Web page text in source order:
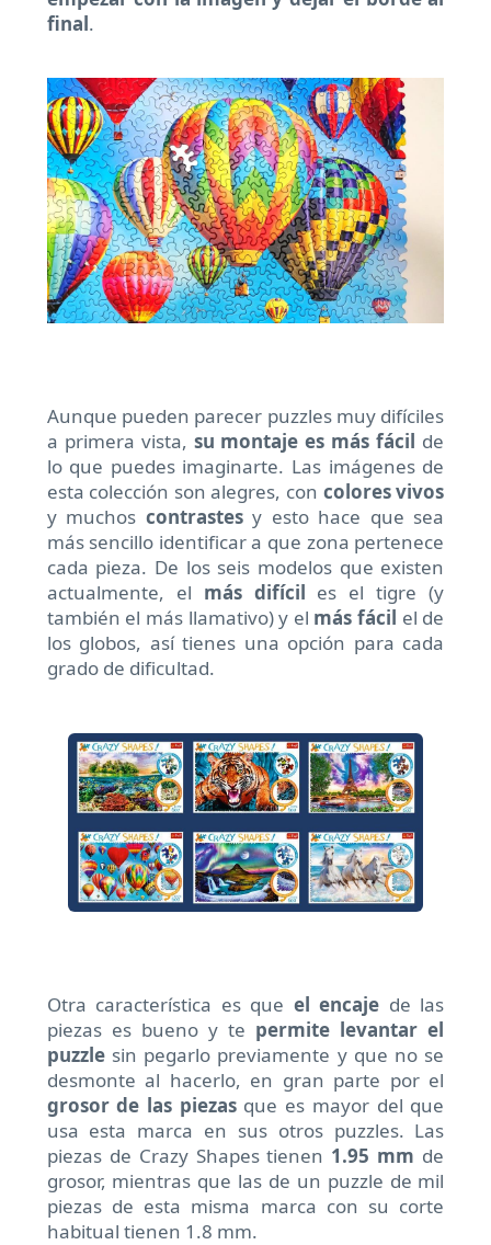
final.
Aunque pueden parecer puzzles muy difíciles
a primera vista, su montaje es más fácil de
lo que puedes imaginarte. Las imágenes de
esta colección son alegres, con colores vivos
y muchos contrastesy esto hace que sea
más sencillo identificar a que zona pertenece
cada pieza. De los seis modelos que existen
actualmente, el más difícil es el tigre (y
también el más llamativo) y el más fácil el de
los globos, así tienes una opción para cada
grado de dificultad.
Otra característica es que el encaje de las
piezas es bueno y te permite levantar el
puzzlesin pegarlo previamente y que no se
desmonte al hacerlo, en gran parte por el
grosor de las piezasque es mayor del que
usa esta marca en sus otros puzzles. Las
piezas de Crazy Shapes tienen 1.95 mm de
grosor, mientras que las de un puzzle de mil
piezas de esta misma marca con su corte
habitual tienen 1.8 mm.